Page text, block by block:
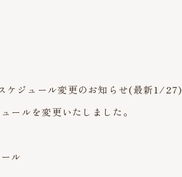
ケジュール変更のお知らせ(最新1/27)
ールを変更いたしました。
ル